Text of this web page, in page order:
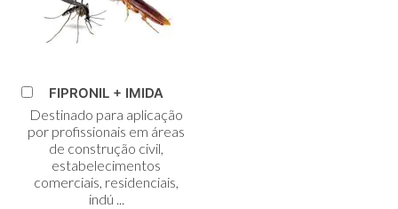
ao
Carrinho
FIPRONIL + IMIDA
Destinado para aplicação
por profissionais em áreas
de construção civil,
estabelecimentos
comerciais, residenciais,
indú ...